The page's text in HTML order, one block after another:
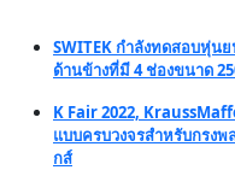
SWITEK กำลังทดสอบหุ่น
ด้านข้างที่มี 4 ช่องขนาด
K Fair 2022,
แบบครบวงจรสำหรับกรง
กส์